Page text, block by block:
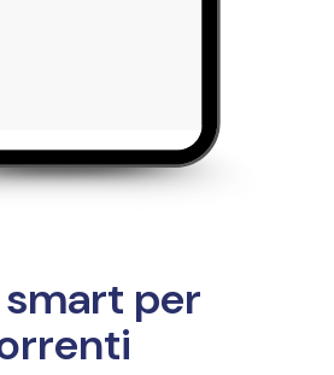
per